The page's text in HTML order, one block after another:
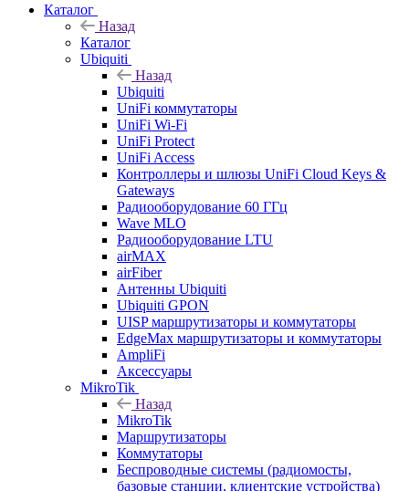
Каталог
Назад
Каталог
Ubiquiti
Назад
Ubiquiti
UniFi коммутаторы
UniFi Wi-Fi
UniFi Protect
UniFi Access
Контроллеры и шлюзы UniFi Cloud Keys &
Gateways
Радиооборудование 60 ГГц
Wave MLO
Радиооборудование LTU
airMAX
airFiber
Антенны Ubiquiti
Ubiquiti GPON
UISP маршрутизаторы и коммутаторы
EdgeMax маршрутизаторы и коммутаторы
AmpliFi
Аксессуары
MikroTik
Назад
MikroTik
Маршрутизаторы
Коммутаторы
Беспроводные системы (радиомосты,
базовые станции, клиентские устройства)